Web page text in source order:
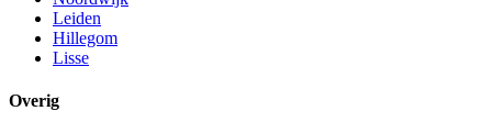
Leiden
Hillegom
Lisse
Overig